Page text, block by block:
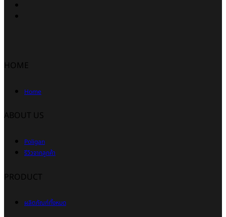
HOME
Home
ABOUT US
Poligan
รีวิวจากลูกค้า
PRODUCT
ผลิตภัณฑ์ทั้งหมด